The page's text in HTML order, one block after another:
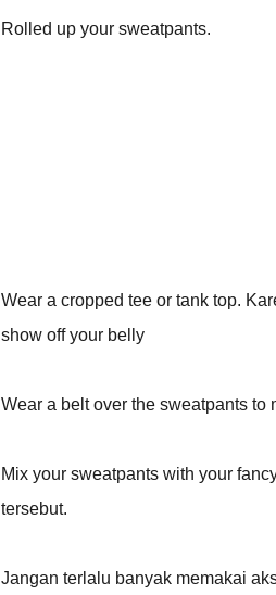
Rolled up your sweatpants.
Wear a cropped tee or tank top.
show off your belly
Wear a belt over the sweatpants to
Mix your sweatpants with your
tersebut.
Jangan terlalu banyak memakai